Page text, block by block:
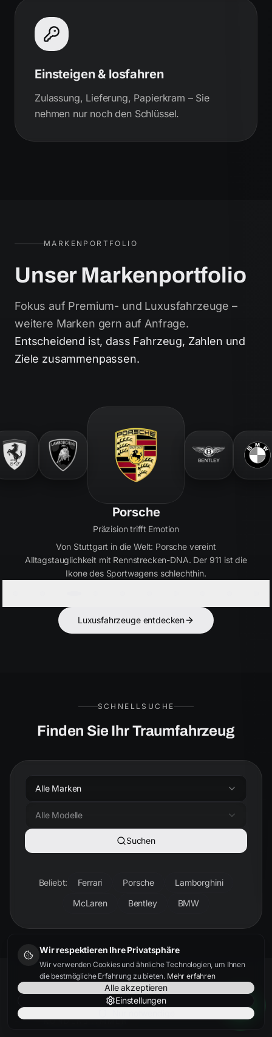
Wir respektieren Ihre Privatsphäre
Wir verwenden Cookies und ähnliche Technologien, um Ihnen
die bestmögliche Erfahrung zu bieten. Mehr erfahren
Alle akzeptieren
Einstellungen
Einsteigen & losfahren
Zulassung, Lieferung, Papierkram – Sie
nehmen nur noch den Schlüssel.
MARKENPORTFOLIO
Unser Markenportfolio
Fokus auf Premium- und Luxusfahrzeuge –
weitere Marken gern auf Anfrage.
Entscheidend ist, dass Fahrzeug, Zahlen und
Ziele zusammenpassen.
Bentley
Handwerkskunst seit 1919
Britische Eleganz in Perfektion. Bentley verbindet
ultimativen Luxus mit kraftvoller Performance – für Kenner,
die das Besondere suchen.
Luxusfahrzeuge entdecken
SCHNELLSUCHE
Finden Sie Ihr Traumfahrzeug
Alle Marken
Alle Modelle
Suchen
Beliebt: Ferrari Porsche
Lamborghini
McLaren
Bentley BMW
KUNDENSTIMMEN